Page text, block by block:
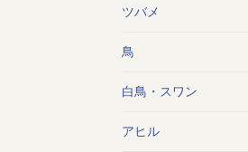
ツバメ
鳥
白鳥・スワン
アヒル